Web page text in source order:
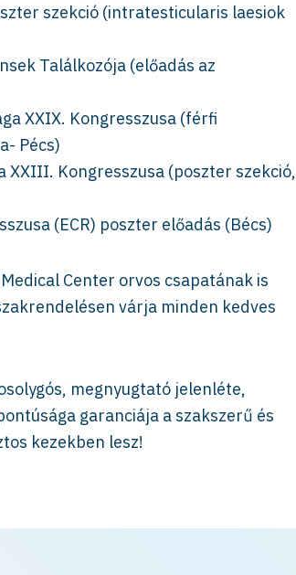
szekció (intratesticularis laesiok
Találkozója (előadás az
XXIX. Kongresszusa (férfi
Pécs)
XXIII. Kongresszusa (poszter szekció,
(ECR) poszter előadás (Bécs)
Center orvos csapatának is
várja minden kedves
megnyugtató jelenléte,
garanciája a szakszerű és
kezekben lesz!